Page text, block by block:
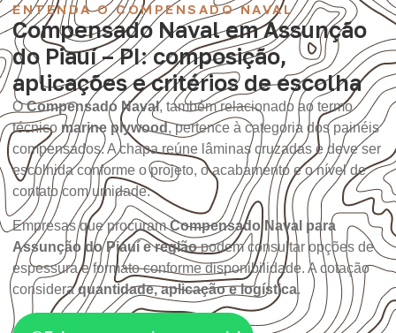
ENTENDA O COMPENSADO NAVAL
Compensado Naval em Assunção
do Piauí – PI: composição,
aplicações e critérios de escolha
OCompensado Naval, também relacionado ao termo
técnico marine plywood, pertence à categoria dos painéis
compensados. A chapa reúne lâminas cruzadas e deve ser
escolhida conforme o projeto, o acabamento e o nível de
contato com umidade.
Empresas que procuramCompensado Naval para
Assunção do Piauí e regiãopodem consultar opções de
espessura e formato conforme disponibilidade. A cotação
consideraquantidade, aplicação e logística.